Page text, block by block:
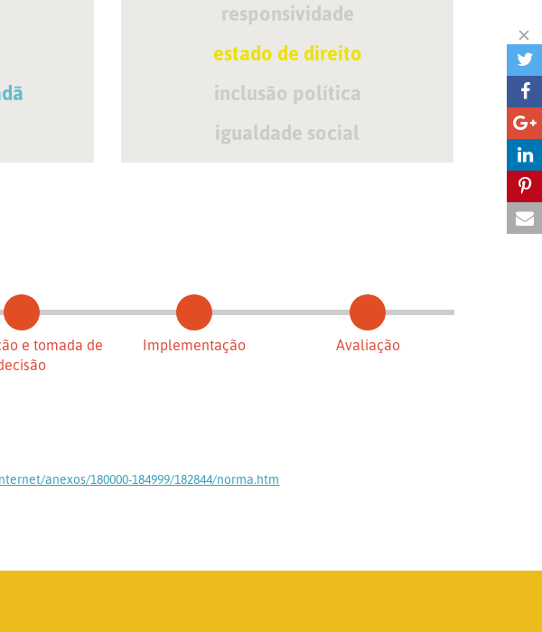
responsividade
estado de direito
inclusão política
igualdade social
e tomada de
Implementação Avaliação
anexos/180000-184999/182844/norma.htm